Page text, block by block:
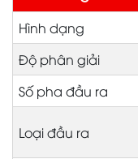
Hình dạng
Độ phân giải
Số pha đầu ra
Loại đầu ra